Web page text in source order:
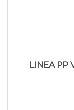
LINEA PP